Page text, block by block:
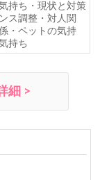
持ち・現状と対策
ス調整・対人関
・ペットの気持
持ち
細 >